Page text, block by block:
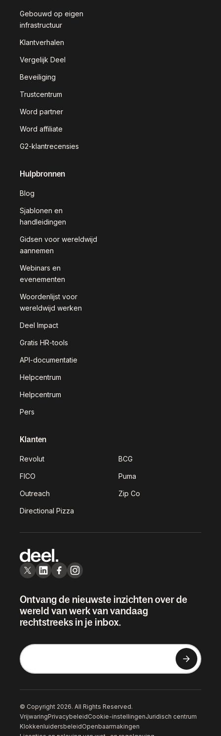
Gebouwd op eigen
infrastructuur
Klantverhalen
Vergelijk Deel
Beveiliging
Trustcentrum
Word partner
Word affiliate
G2-klantrecensies
Hulpbronnen
Blog
Sjablonen en
handleidingen
Gidsen voor wereldwijd
aannemen
Webinars en
evenementen
Woordenlijst voor
wereldwijd werken
Deel Impact
Gratis HR-tools
API-documentatie
Helpcentrum
Helpcentrum
Pers
Klanten
Revolut BCG
FICO Puma
Outreach Zip Co
Directional Pizza
Ontvang de nieuwste inzichten over de
wereld van werk van vandaag
rechtstreeks in je inbox.
© Copyright 2026. All Rights Reserved.
VrijwaringPrivacybeleidCookie-instellingenJuridisch centrum
KlokkenluidersbeleidOpenbaarmakingen